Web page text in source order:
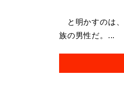
と明かすのは、
族の男性だ。...